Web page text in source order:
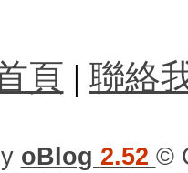
頁 | 聯絡
oBlog 2.52 ©